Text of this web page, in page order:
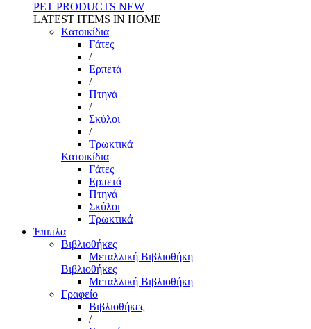
PET PRODUCTS NEW
LATEST ITEMS IN HOME
Κατοικίδια
Γάτες
/
Ερπετά
/
Πτηνά
/
Σκύλοι
/
Τρωκτικά
Κατοικίδια
Γάτες
Ερπετά
Πτηνά
Σκύλοι
Τρωκτικά
Έπιπλα
Βιβλιοθήκες
Μεταλλική Βιβλιοθήκη
Βιβλιοθήκες
Μεταλλική Βιβλιοθήκη
Γραφείο
Βιβλιοθήκες
/